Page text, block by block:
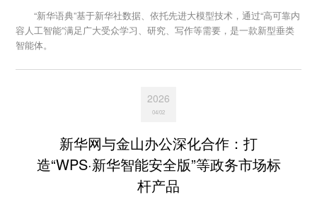
“新华语典”基于新华社数据、依托先进大模型技术，通过“高可靠内
容人工智能”满足广大受众学习、研究、写作等需要，是一款新型垂类
智能体。
2026
04/02
新华网与金山办公深化合作：打
造“WPS·新华智能安全版”等政务市场标
杆产品